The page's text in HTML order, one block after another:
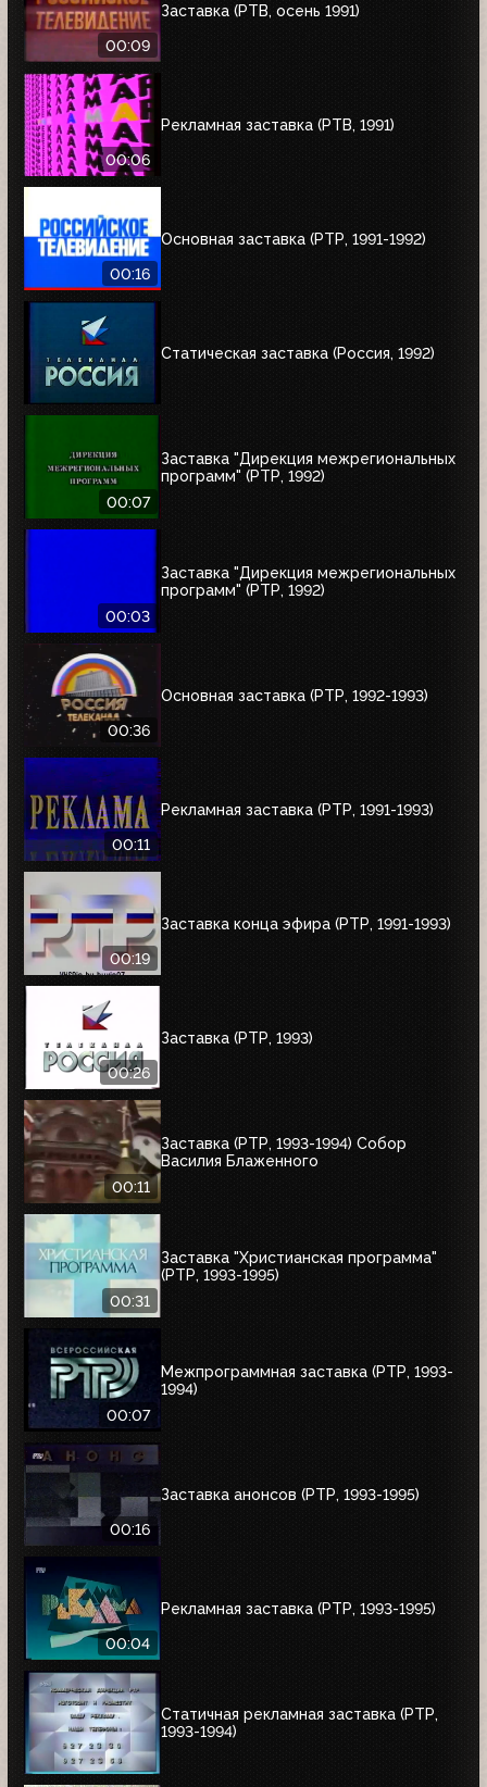
00:09
Заставка (РТВ, осень 1991)
00:06
Рекламная заставка (РТВ, 1991)
00:16
Основная заставка (РТР, 1991-1992)
Статическая заставка (Россия, 1992)
00:07
Заставка "Дирекция межрегиональных
программ" (РТР, 1992)
00:03
Заставка "Дирекция межрегиональных
программ" (РТР, 1992)
00:36
Основная заставка (РТР, 1992-1993)
00:11
Рекламная заставка (РТР, 1991-1993)
00:19
Заставка конца эфира (РТР, 1991-1993)
00:26
Заставка (РТР, 1993)
00:11
Заставка (РТР, 1993-1994) Собор
Василия Блаженного
00:31
Заставка "Христианская программа"
(РТР, 1993-1995)
00:07
Межпрограммная заставка (РТР, 1993-
1994)
00:16
Заставка анонсов (РТР, 1993-1995)
00:04
Рекламная заставка (РТР, 1993-1995)
Статичная рекламная заставка (РТР,
1993-1994)